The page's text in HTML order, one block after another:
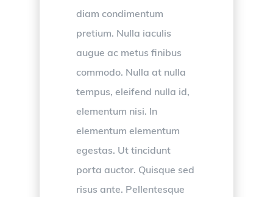
diam condimentum
pretium. Nulla iaculis
augue ac metus finibus
commodo. Nulla at nulla
tempus, eleifend nulla id,
elementum nisi. In
elementum elementum
egestas. Ut tincidunt
porta auctor. Quisque sed
risus ante. Pellentesque